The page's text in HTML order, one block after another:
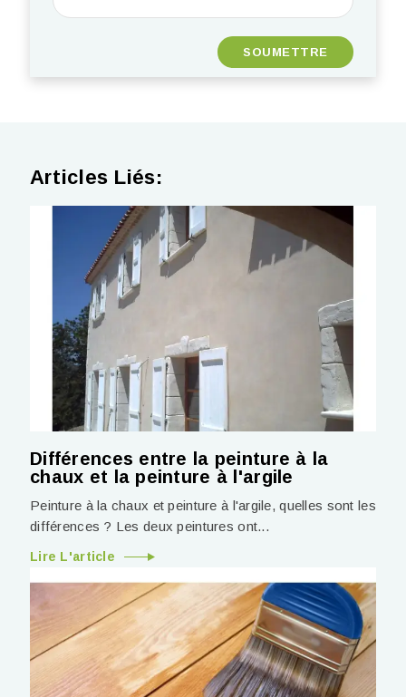
Articles Liés:
Différences entre la peinture à la
chaux et la peinture à l'argile
Peinture à la chaux et peinture à l'argile, quelles sont les
différences ? Les deux peintures ont...
Lire L'article